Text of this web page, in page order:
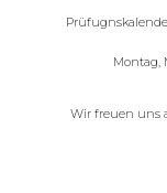
Montag,
Wir freuen uns